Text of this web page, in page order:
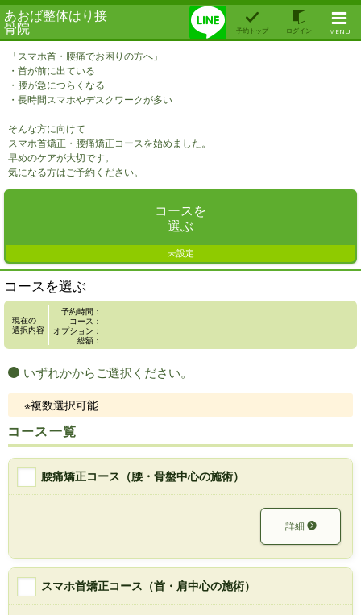
あおば整体はり接
骨院 予約トップ ログイン MENU
「スマホ首・腰痛でお困りの方へ」
・首が前に出ている
・腰が急につらくなる
・長時間スマホやデスクワークが多い
そんな方に向けて
スマホ首矯正・腰痛矯正コースを始めました。
早めのケアが大切です。
気になる方はご予約ください。
コースを
選ぶ
未設定
コースを選ぶ
現在の
選択内容
予約時間：
コース：
オプション：
総額：
いずれかからご選択ください。
※複数選択可能
コース一覧
腰痛矯正コース（腰・骨盤中心の施術）
詳細
スマホ首矯正コース（首・肩中心の施術）